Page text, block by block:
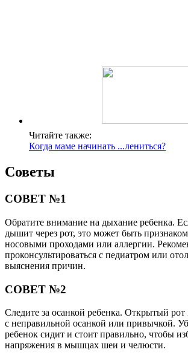
Читайте также:
Когда маме начинать ...лениться?
Советы
СОВЕТ №1
Обратите внимание на дыхание ребенка.
дышит через рот, это может быть
носовыми проходами или аллергии.
проконсультироваться с педиатром или
выяснения причин.
СОВЕТ №2
Следите за осанкой ребенка. Открытый рот
с неправильной осанкой или привычкой.
ребенок сидит и стоит правильно, чтобы
напряжения в мышцах шеи и челюсти.